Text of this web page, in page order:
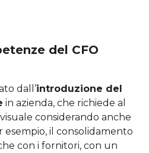
del CFO
dall’introduzione del
in azienda, che richiede al
considerando anche
esempio, il consolidamento
con i fornitori, con un